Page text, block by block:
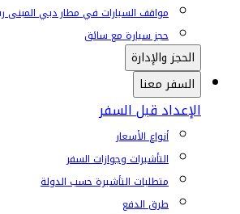
مواقف السيارات في مطار دبي المبنى
حجز سيارة مع سائق
الحجز والإدارة
السفر معنا
الإعداد قبل السفر
أنواع الأسعار
التأشيرات وجوازات السفر
متطلبات التأشيرة حسب الدولة
طرق الدفع